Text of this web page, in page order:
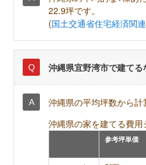
22.9坪です。
(国土交通省住宅経済関
沖縄県宜野湾市で建て
沖縄県の平均坪数から計
沖縄県の家を建てる費
参考坪単価